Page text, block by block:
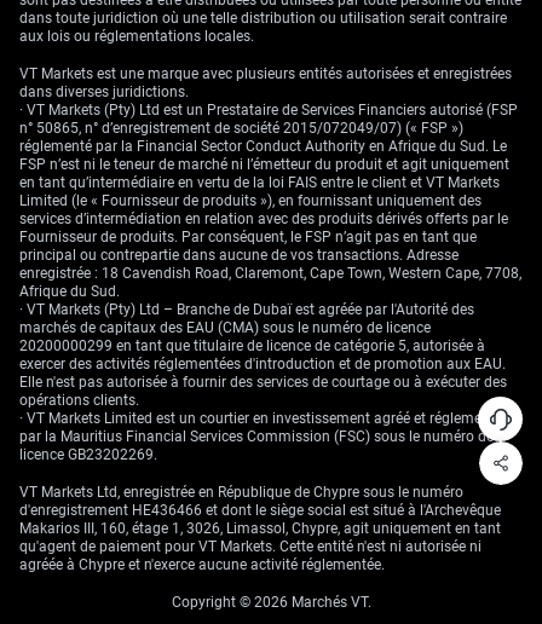
dans toute juridiction où une telle distribution ou utilisation serait contraire
aux lois ou réglementations locales.
VT Markets est une marque avec plusieurs entités autorisées et enregistrées
dans diverses juridictions.
· VT Markets (Pty) Ltd est un Prestataire de Services Financiers autorisé (FSP
n° 50865, n° d’enregistrement de société 2015/072049/07) (« FSP »)
réglementé par la Financial Sector Conduct Authority en Afrique du Sud. Le
FSP n’est ni le teneur de marché ni l’émetteur du produit et agit uniquement
en tant qu’intermédiaire en vertu de la loi FAIS entre le client et VT Markets
Limited (le « Fournisseur de produits »), en fournissant uniquement des
services d’intermédiation en relation avec des produits dérivés offerts par le
Fournisseur de produits. Par conséquent, le FSP n’agit pas en tant que
principal ou contrepartie dans aucune de vos transactions. Adresse
enregistrée : 18 Cavendish Road, Claremont, Cape Town, Western Cape, 7708,
Afrique du Sud.
· VT Markets (Pty) Ltd – Branche de Dubaï est agréée par l'Autorité des
marchés de capitaux des EAU (CMA) sous le numéro de licence
20200000299 en tant que titulaire de licence de catégorie 5, autorisée à
exercer des activités réglementées d'introduction et de promotion aux EAU.
Elle n'est pas autorisée à fournir des services de courtage ou à exécuter des
opérations clients.
· VT Markets Limited est un courtier en investissement agréé et réglementé
par la Mauritius Financial Services Commission (FSC) sous le numéro de
licence GB23202269.
VT Markets Ltd, enregistrée en République de Chypre sous le numéro
d'enregistrement HE436466 et dont le siège social est situé à l'Archevêque
Makarios III, 160, étage 1, 3026, Limassol, Chypre, agit uniquement en tant
qu'agent de paiement pour VT Markets. Cette entité n'est ni autorisée ni
agréée à Chypre et n'exerce aucune activité réglementée.
Copyright © 2026 Marchés VT.